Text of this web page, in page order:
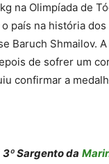
na Olimpíada de
país na história
Baruch Shmailov.
de sofrer um
confirmar a
3º Sargento da